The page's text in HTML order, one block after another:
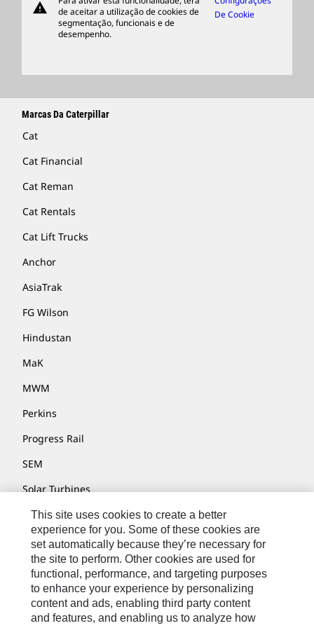
Merchandise
Encontrar Um Revendedor
warning
de aceitar a utilização de cookies de
segmentação, funcionais e de
desempenho.
De Cookie
Marcas Da Caterpillar
Cat
Cat Financial
Cat Reman
Cat Rentals
Cat Lift Trucks
Anchor
AsiaTrak
FG Wilson
Hindustan
MaK
MWM
Perkins
Progress Rail
SEM
Solar Turbines
SPM Oil & Gas
Turner Powertrain Systems
Fale Conosco
Mapa Do Local
This site uses cookies to create a better
experience for you. Some of these cookies are
set automatically because they’re necessary for
the site to perform. Other cookies are used for
functional, performance, and targeting purposes
to enhance your experience by personalizing
content and ads, enabling third party content
and features, and enabling us to analyze how